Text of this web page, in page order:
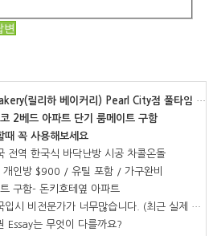
변
릴리하 베이커리) Pearl City점 풀타임 PM 직원 모집
2베드 아파트 단기 룸메이트 구함
때 꼭 사용해보세요
전역 한국식 바닥난방 시공 차콜온돌
개인방 $900 / 유틸 포함 / 가구완비
구함- 돈키호테옆 아파트
입시 비전문가가 너무많습니다. (최근 실제 상담 사례)
Essay는 무엇이 다를까요?